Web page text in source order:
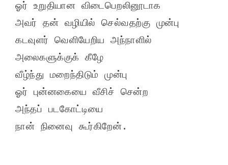
ஓர் உறுதியான விடைபெறலினூடாக
அவர் தன் வழியில் செல்வதற்கு முன்பு
கடவுளர் வெளியேறிய அந்நாளில்
அலைகளுக்குக் கீழே
வீழ்ந்து மறைந்திடும் முன்பு
ஓர் புன்னகையை வீசிச் சென்ற
அந்தப் படகோட்டியை